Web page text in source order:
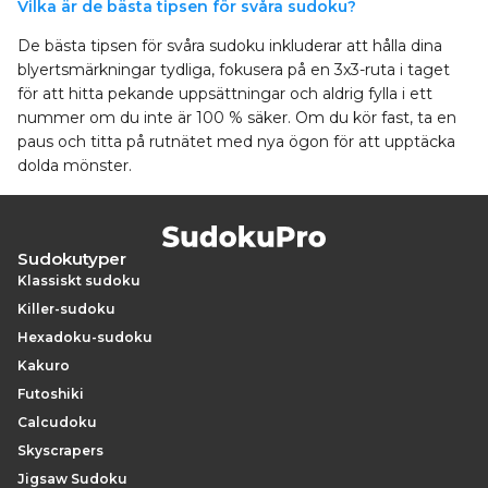
Vilka är de bästa tipsen för svåra sudoku?
De bästa tipsen för svåra sudoku inkluderar att hålla dina
blyertsmärkningar tydliga, fokusera på en 3x3-ruta i taget
för att hitta pekande uppsättningar och aldrig fylla i ett
nummer om du inte är 100 % säker. Om du kör fast, ta en
paus och titta på rutnätet med nya ögon för att upptäcka
dolda mönster.
Sudokutyper
Klassiskt sudoku
Killer-sudoku
Hexadoku-sudoku
Kakuro
Futoshiki
Calcudoku
Skyscrapers
Jigsaw Sudoku